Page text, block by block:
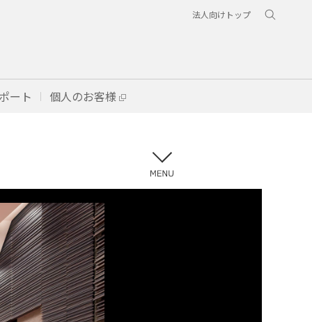
法人向けトップ
ート 個人のお客様